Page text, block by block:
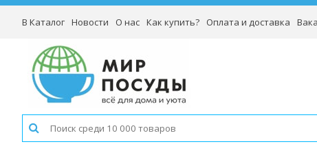
В Каталог Новости О нас Как купить? Оплата и доставка